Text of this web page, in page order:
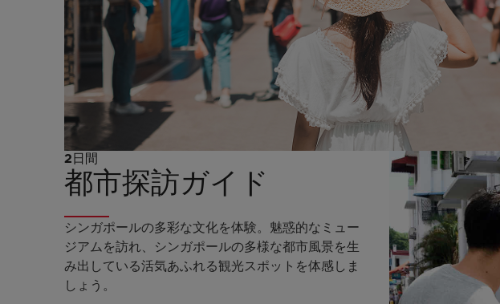
都市探訪ガイド
2日間
シンガポールの多彩な文化を体験。魅惑的なミュー
ジアムを訪れ、シンガポールの多様な都市風景を生
み出している活気あふれる観光スポットを体感しま
しょう。